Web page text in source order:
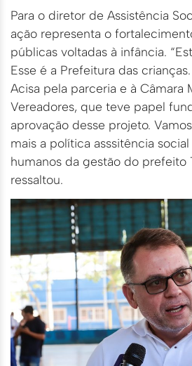
Para o diretor de Assistência
ação representa o
públicas voltadas à infância.
Esse é a Prefeitura das
Acisa pela parceria e à Câmara
Vereadores, que teve papel
aprovação desse projeto.
mais a política asssitência
humanos da gestão do prefeito
ressaltou.